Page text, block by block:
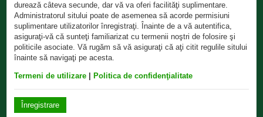
durează câteva secunde, dar vă va oferi facilităţi suplimentare.
Administratorul sitului poate de asemenea să acorde permisiuni
suplimentare utilizatorilor înregistraţi. Înainte de a vă autentifica,
asiguraţi-vă că sunteţi familiarizat cu termenii noştri de folosire şi
politicile asociate. Vă rugăm să vă asiguraţi că aţi citit regulile sitului
înainte să navigaţi pe acesta.
Termeni de utilizare Politica de confidenţialitate
Înregistrare